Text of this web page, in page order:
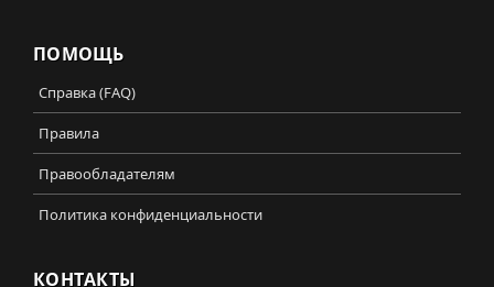
ПОМОЩЬ
Справка (FAQ)
Правила
Правообладателям
Политика конфиденциальности
КОНТАКТЫ